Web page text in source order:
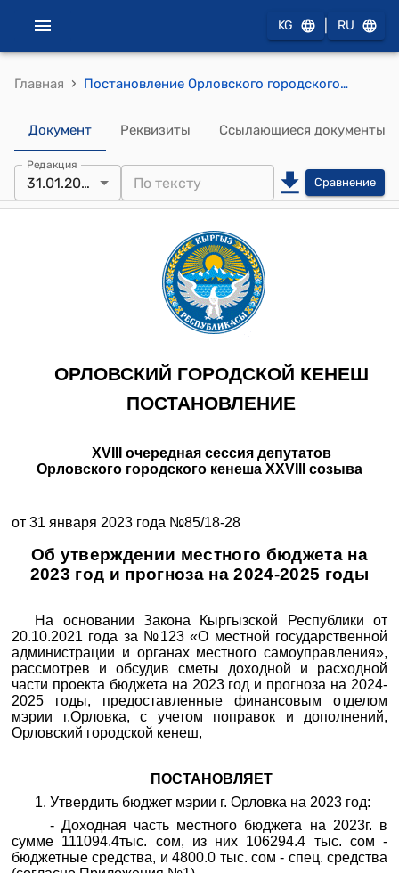
KG RU
Главная › Постановление Орловского городского кенеша от 31 января 2023 года №85/18-28 "Об утверждении местного бюджета на 2023 год и прогноза на 2024-2025 годы"
Документ Реквизиты Ссылающиеся документы
Редакция
31.01.2023 Сравнение